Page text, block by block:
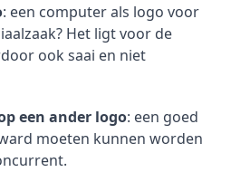
: een computer als logo voor
Het ligt voor de
ook saai en niet
een ander logo: een goed
moeten kunnen worden